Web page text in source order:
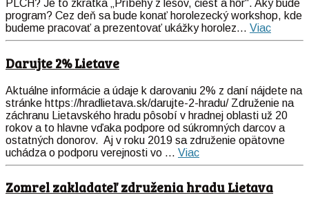
PLCH? Je to zkratka „Príbehy z lesov, ciest a hôr“. Aký bude
program? Cez deň sa bude konať horolezecký workshop, kde
budeme pracovať a prezentovať ukážky horolez... Viac
Darujte 2% Lietave
Aktuálne informácie a údaje k darovaniu 2% z daní nájdete na
stránke https://hradlietava.sk/darujte-2-hradu/ Združenie na
záchranu Lietavského hradu pôsobí v hradnej oblasti už 20
rokov a to hlavne vďaka podpore od súkromných darcov a
ostatných donorov. Aj v roku 2019 sa združenie opätovne
uchádza o podporu verejnosti vo ... Viac
Zomrel zakladateľ združenia hradu Lietava